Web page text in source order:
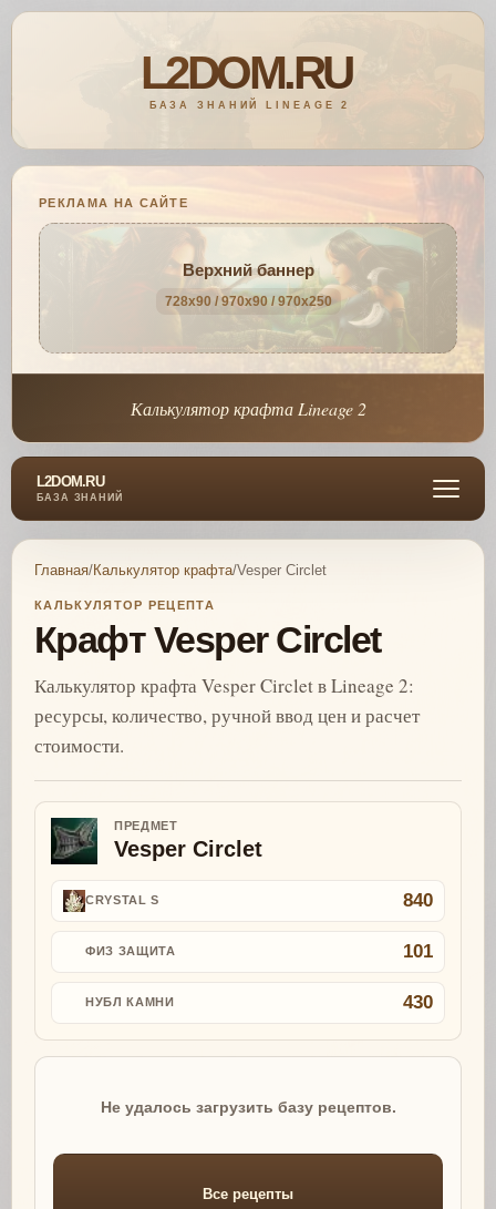
РЕКЛАМА НА САЙТЕ
Верхний баннер
728x90 / 970x90 / 970x250
Калькулятор крафта Lineage 2
L2DOM.RU
БАЗА ЗНАНИЙ
Главная/Калькулятор крафта/Vesper Circlet
КАЛЬКУЛЯТОР РЕЦЕПТА
Крафт Vesper Circlet
Калькулятор крафта Vesper Circlet в Lineage 2:
ресурсы, количество, ручной ввод цен и расчет
стоимости.
ПРЕДМЕТ
Vesper Circlet
CRYSTAL S 840
ФИЗ ЗАЩИТА 101
НУБЛ КАМНИ 430
Не удалось загрузить базу рецептов.
Все рецепты